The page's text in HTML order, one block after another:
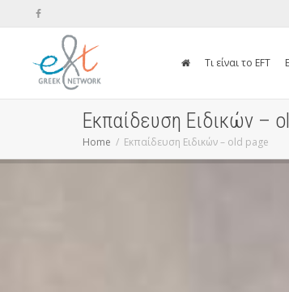
Τι είναι το EFT
Εκπαίδευση Ειδικών –
Home Εκπαίδευση Ειδικών – old page